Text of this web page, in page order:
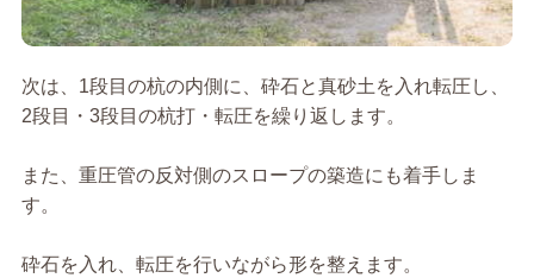
次は、1段目の杭の内側に、砕石と真砂土を入れ転圧し、
2段目・3段目の杭打・転圧を繰り返します。
また、重圧管の反対側のスロープの築造にも着手しま
す。
砕石を入れ、転圧を行いながら形を整えます。